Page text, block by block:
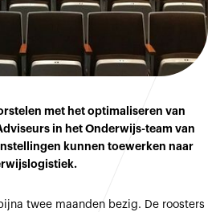
met het optimaliseren van
in het Onderwijs-team van
kunnen toewerken naar
twee maanden bezig. De roosters